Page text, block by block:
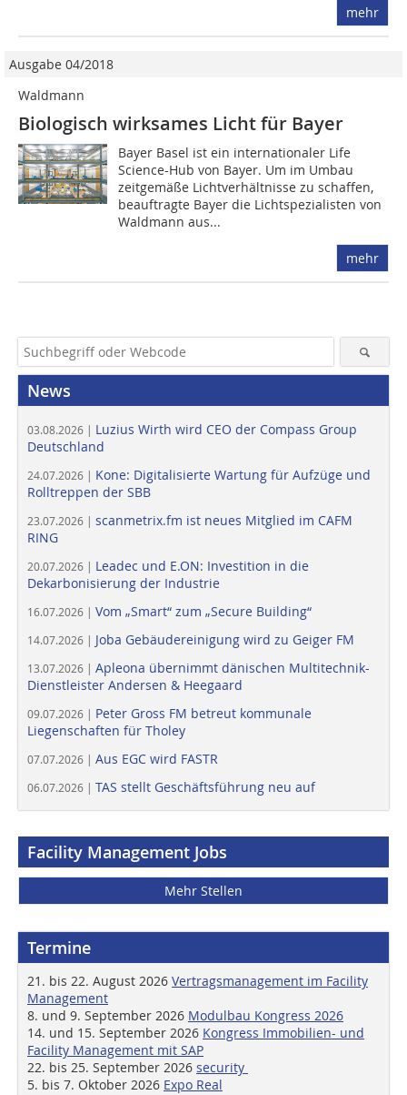
mehr
Ausgabe 04/2018
Waldmann
Biologisch wirksames Licht für Bayer
Bayer Basel ist ein internationaler Life
Science-Hub von Bayer. Um im Umbau
zeitgemäße Lichtverhältnisse zu schaffen,
beauftragte Bayer die Lichtspezia­listen von
Waldmann aus...
mehr
News
03.08.2026 | Luzius Wirth wird CEO der Compass Group
Deutschland
24.07.2026 | Kone: Digitalisierte Wartung für Aufzüge und
Rolltreppen der SBB
23.07.2026 | scanmetrix.fm ist neues Mitglied im CAFM
RING
20.07.2026 | Leadec und E.ON: Investition in die
Dekarbonisierung der Industrie
16.07.2026 | Vom „Smart“ zum „Secure Building“
14.07.2026 | Joba Gebäudereinigung wird zu Geiger FM
13.07.2026 | Apleona übernimmt dänischen Multitechnik-
Dienstleister Andersen & Heegaard
09.07.2026 | Peter Gross FM betreut kommunale
Liegenschaften für Tholey
07.07.2026 | Aus EGC wird FASTR
06.07.2026 | TAS stellt Geschäftsführung neu auf
Facility Management Jobs
Mehr Stellen
Termine
21. bis 22. August 2026 Vertragsmanagement im Facility
Management
8. und 9. September 2026 Modulbau Kongress 2026
14. und 15. September 2026 Kongress Immobilien- und
Facility Management mit SAP
22. bis 25. September 2026 security
5. bis 7. Oktober 2026 Expo Real